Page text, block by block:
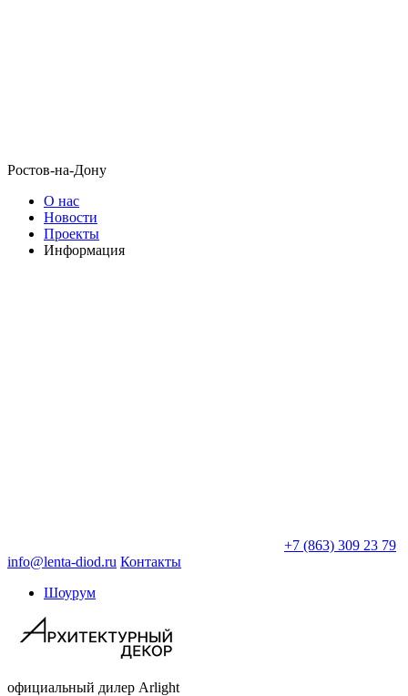
Ростов-на-Дону
О нас
Новости
Проекты
Информация
+7 (863) 309 23 79
info@lenta-diod.ru Контакты
Шоурум
официальный дилер Arlight